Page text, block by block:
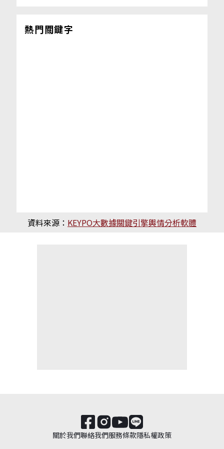
熱門關鍵字
資料來源： KEYPO大數據關鍵引擎輿情分析軟體
關於我們聯絡我們服務條款隱私權政策